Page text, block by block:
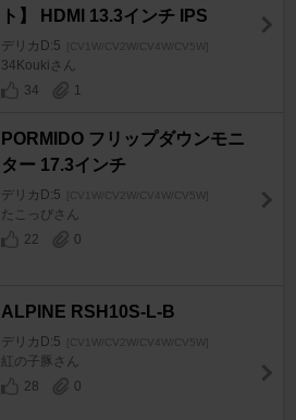
ト】 HDMI 13.3インチ IPS
デリカD:5 [CV1W/CV2W/CV4W/CV5W]
34Koukiさん
34
1
PORMIDO フリップダウンモニ
ター 17.3インチ
デリカD:5 [CV1W/CV2W/CV4W/CV5W]
たこっぴさん
22
0
ALPINE RSH10S-L-B
デリカD:5 [CV1W/CV2W/CV4W/CV5W]
紅の子豚さん
28
0